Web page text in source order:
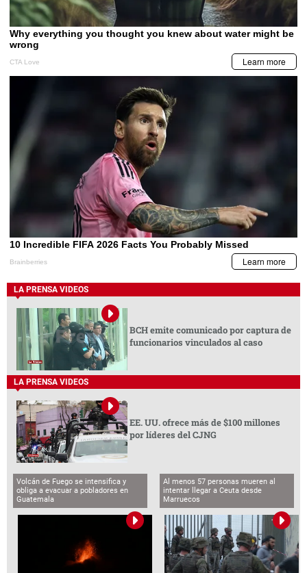
LA PRENSA VIDEOS
BCH emite comunicado por captura de
funcionarios vinculados al caso
LA PRENSA VIDEOS
EE. UU. ofrece más de $100 millones
por líderes del CJNG
Volcán de Fuego se intensifica y
obliga a evacuar a pobladores en
Guatemala
Al menos 57 personas mueren al
intentar llegar a Ceuta desde
Marruecos